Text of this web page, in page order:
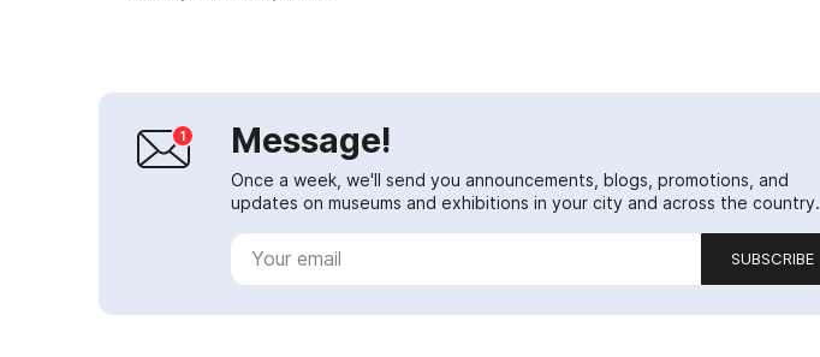
study of th...
Message!
Once a week, we'll send you announcements, blogs, promotions, and
updates on museums and exhibitions in your city and across the country.
SUBSCRIBE